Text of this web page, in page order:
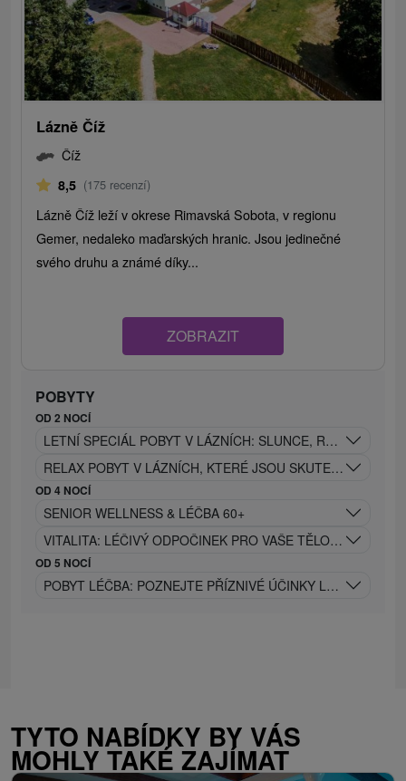
Lázně Číž
Číž
8,5 (175 recenzí)
Lázně Číž leží v okrese Rimavská Sobota, v regionu
Gemer, nedaleko maďarských hranic. Jsou jedinečné
svého druhu a známé díky...
ZOBRAZIT
POBYTY
OD 2 NOCÍ
LETNÍ SPECIÁL POBYT V LÁZNÍCH: SLUNCE, RELAX A
RELAX POBYT V LÁZNÍCH, KTERÉ JSOU SKUTEČNÝM
OD 4 NOCÍ
SENIOR WELLNESS & LÉČBA 60+
VITALITA: LÉČIVÝ ODPOČINEK PRO VAŠE TĚLO I MYSL
OD 5 NOCÍ
POBYT LÉČBA: POZNEJTE PŘÍZNIVÉ ÚČINKY LÉČIVÉ
TYTO NABÍDKY BY VÁS
MOHLY TAKÉ ZAJÍMAT